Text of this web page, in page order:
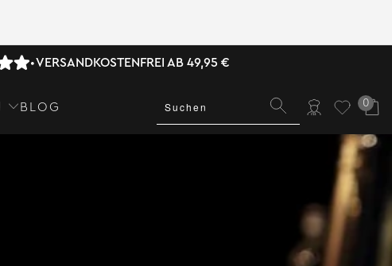
•VERSANDKOSTENFREI AB 49,95 €
BLOG 0